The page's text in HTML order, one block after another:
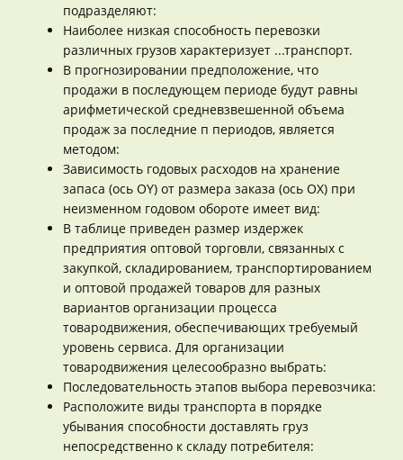
подразделяют:
Наиболее низкая способность перевозки
различных грузов характеризует ...транспорт.
В прогнозировании предположение, что
продажи в последующем периоде будут равны
арифметической средневзвешенной объема
продаж за последние п периодов, является
методом:
Зависимость годовых расходов на хранение
запаса (ось OY) от размера заказа (ось ОХ) при
неизменном годовом обороте имеет вид:
В таблице приведен размер издержек
предприятия оптовой торговли, связанных с
закупкой, складированием, транспортированием
и оптовой продажей товаров для разных
вариантов организации процесса
товародвижения, обеспечивающих требуемый
уровень сервиса. Для организации
товародвижения целесообразно выбрать:
Последовательность этапов выбора перевозчика:
Расположите виды транспорта в порядке
убывания способности доставлять груз
непосредственно к складу потребителя: